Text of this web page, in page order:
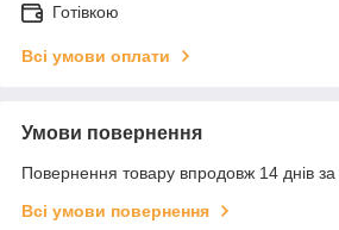
Готівкою
Всі умови оплати
Умови повернення
Повернення товару впродовж 14 днів
Всі умови повернення